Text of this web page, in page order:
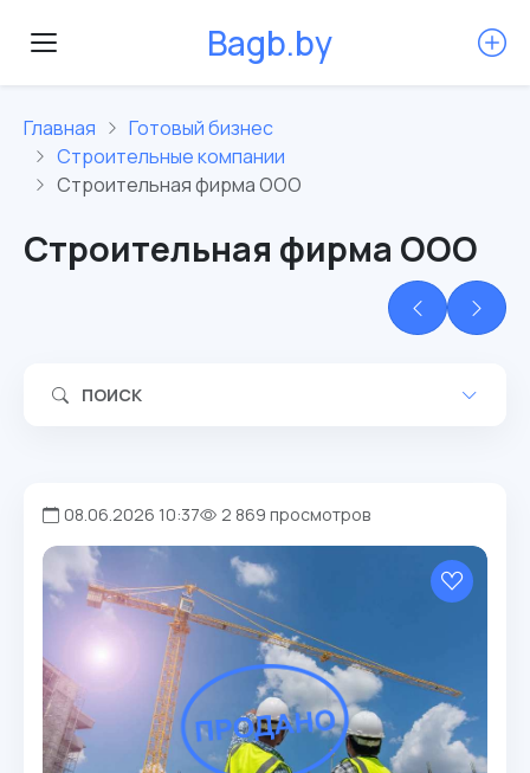
Bagb.by
Главная
Готовый бизнес
Строительные компании
Строительная фирма ООО
Строительная фирма ООО
ПОИСК
08.06.2026 10:37 2 869 просмотров